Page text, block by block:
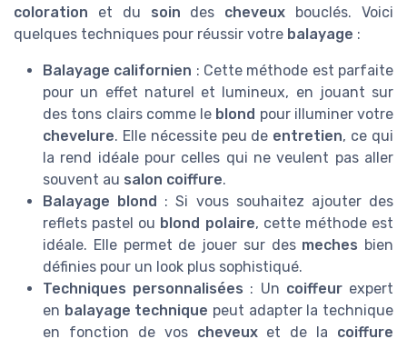
coloration et du soin des cheveux bouclés. Voici
quelques techniques pour réussir votre balayage :
Balayage californien : Cette méthode est parfaite
pour un effet naturel et lumineux, en jouant sur
des tons clairs comme le blond pour illuminer votre
chevelure. Elle nécessite peu de entretien, ce qui
la rend idéale pour celles qui ne veulent pas aller
souvent au salon coiffure.
Balayage blond : Si vous souhaitez ajouter des
reflets pastel ou blond polaire, cette méthode est
idéale. Elle permet de jouer sur des meches bien
définies pour un look plus sophistiqué.
Techniques personnalisées : Un coiffeurexpert
en balayage technique peut adapter la technique
en fonction de vos cheveuxet de la coiffure